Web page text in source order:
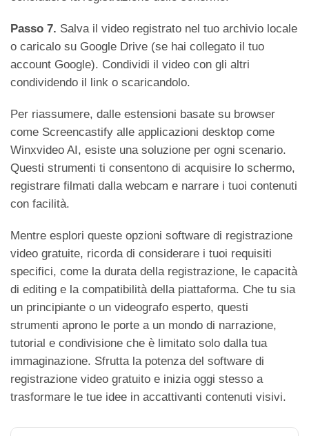
Passo 7. Salva il video registrato nel tuo archivio locale
o caricalo su Google Drive (se hai collegato il tuo
account Google). Condividi il video con gli altri
condividendo il link o scaricandolo.
Per riassumere, dalle estensioni basate su browser
come Screencastify alle applicazioni desktop come
Winxvideo AI, esiste una soluzione per ogni scenario.
Questi strumenti ti consentono di acquisire lo schermo,
registrare filmati dalla webcam e narrare i tuoi contenuti
con facilità.
Mentre esplori queste opzioni software di registrazione
video gratuite, ricorda di considerare i tuoi requisiti
specifici, come la durata della registrazione, le capacità
di editing e la compatibilità della piattaforma. Che tu sia
un principiante o un videografo esperto, questi
strumenti aprono le porte a un mondo di narrazione,
tutorial e condivisione che è limitato solo dalla tua
immaginazione. Sfrutta la potenza del software di
registrazione video gratuito e inizia oggi stesso a
trasformare le tue idee in accattivanti contenuti visivi.